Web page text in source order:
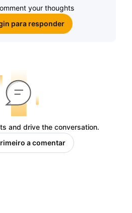
your thoughts
para responder
and drive the conversation.
a comentar